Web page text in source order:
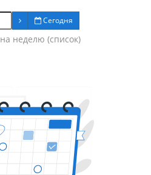
Сегодня
на неделю (список)